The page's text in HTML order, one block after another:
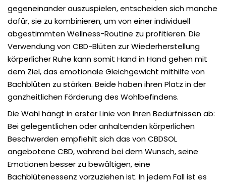
gegeneinander auszuspielen, entscheiden sich manche
dafür, sie zu kombinieren, um von einer individuell
abgestimmten Wellness-Routine zu profitieren. Die
Verwendung von CBD-Blüten zur Wiederherstellung
körperlicher Ruhe kann somit Hand in Hand gehen mit
dem Ziel, das emotionale Gleichgewicht mithilfe von
Bachblüten zu stärken. Beide haben ihren Platz in der
ganzheitlichen Förderung des Wohlbefindens.
Die Wahl hängt in erster Linie von Ihren Bedürfnissen ab:
Bei gelegentlichen oder anhaltenden körperlichen
Beschwerden empfiehlt sich das von CBDSOL
angebotene CBD, während bei dem Wunsch, seine
Emotionen besser zu bewältigen, eine
Bachblütenessenz vorzuziehen ist. In jedem Fall ist es